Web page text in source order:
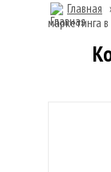
Главная
маркетинга